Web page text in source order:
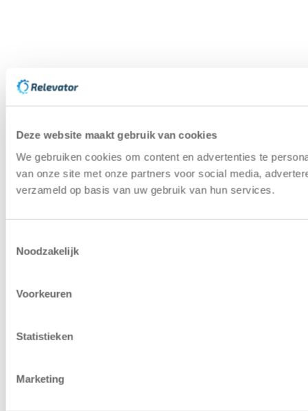
Deze website maakt gebruik van cookies
We gebruiken cookies om content en advertenties te
van onze site met onze partners voor social media,
verzameld op basis van uw gebruik van hun services.
Noodzakelijk
Voorkeuren
Statistieken
Marketing